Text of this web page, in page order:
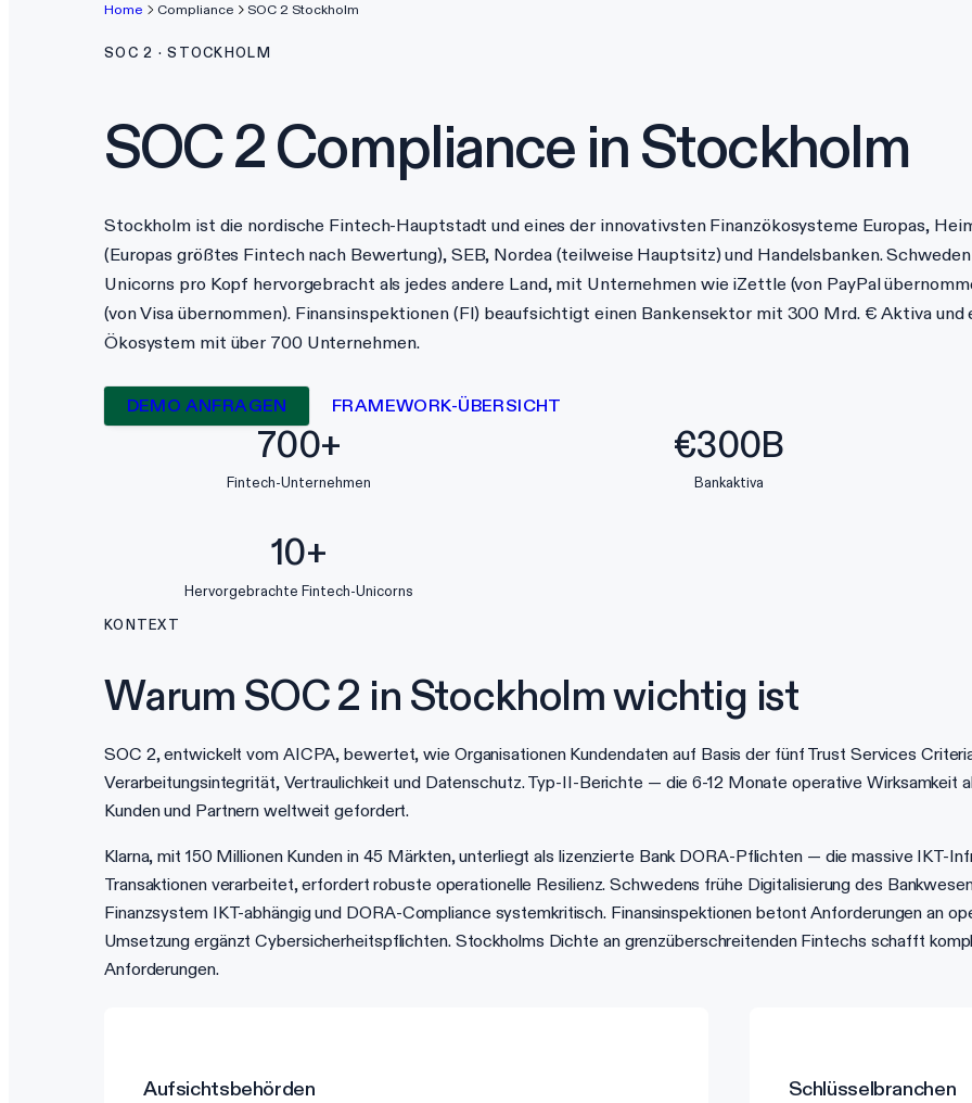
Home Compliance SOC 2 Stockholm
SOC 2 ·STOCKHOLM
SOC 2Compliance inStockholm
Stockholm ist die nordische Fintech-Hauptstadt und eines der innovativsten Finanzökosysteme Europas,
(Europas größtes Fintech nach Bewertung), SEB, Nordea (teilweise Hauptsitz) und Handelsbanken.
Unicorns pro Kopf hervorgebracht als jedes andere Land, mit Unternehmen wie iZettle (von PayPal
(von Visa übernommen). Finansinspektionen (FI) beaufsichtigt einen Bankensektor mit 300 Mrd. € Aktiva und
Ökosystem mit über 700 Unternehmen.
DEMO ANFRAGEN FRAMEWORK-ÜBERSICHT
700+
Fintech-Unternehmen
€300B
Bankaktiva
10+
Hervorgebrachte Fintech-Unicorns
KONTEXT
Warum SOC 2 in Stockholm wichtig ist
SOC 2, entwickelt vom AICPA, bewertet, wie Organisationen Kundendaten auf Basis der fünf Trust Services
Verarbeitungsintegrität, Vertraulichkeit und Datenschutz. Typ-II-Berichte — die 6-12 Monate operative Wirksamkeit
Kunden und Partnern weltweit gefordert.
Klarna, mit 150 Millionen Kunden in 45 Märkten, unterliegt als lizenzierte Bank DORA-Pflichten — die massive IKT-
Transaktionen verarbeitet, erfordert robuste operationelle Resilienz. Schwedens frühe Digitalisierung des
Finanzsystem IKT-abhängig und DORA-Compliance systemkritisch. Finansinspektionen betont Anforderungen an
Umsetzung ergänzt Cybersicherheitspflichten. Stockholms Dichte an grenzüberschreitenden Fintechs schafft
Anforderungen.
Aufsichtsbehörden Schlüsselbranchen